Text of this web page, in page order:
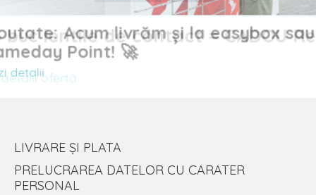
lentile de contact = CADOU
Noutate: Acum livrăm și la easybox sau
Sameday Point! 🚀
Vezi detalii
LIVRARE ȘI PLATA
PRELUCRAREA DATELOR CU CARATER
PERSONAL